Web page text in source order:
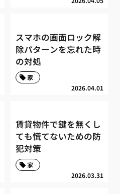
スマホの画面ロック解
除パターンを忘れた時
の対処
2026.04.01
家
賃貸物件で鍵を無くし
ても慌てないための防
犯対策
2026.03.31
家